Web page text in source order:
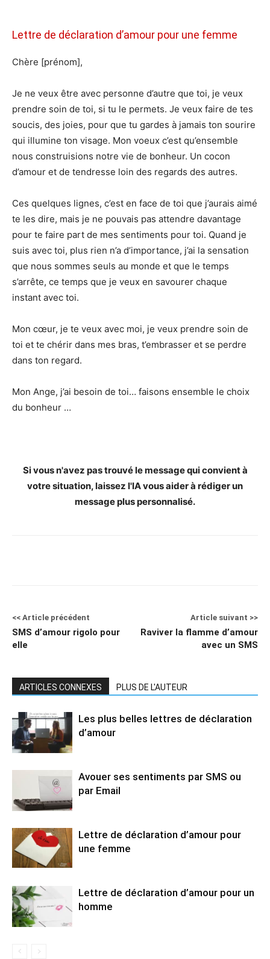
Lettre de déclaration d’amour pour une femme
Chère [prénom],
Je ne veux être avec personne d’autre que toi, je veux
prendre soin de toi, si tu le permets. Je veux faire de tes
soucis, des joies, pour que tu gardes à jamais ton sourire
qui illumine ton visage. Mon voeux c’est qu’ensemble
nous construisions notre vie de bonheur. Un cocon
d’amour et de tendresse loin des regards des autres.
Ces quelques lignes, c’est en face de toi que j’aurais aimé
te les dire, mais je ne pouvais pas attendre davantage
pour te faire part de mes sentiments pour toi. Quand je
suis avec toi, plus rien n’a d’importance, j’ai la sensation
que nous sommes seuls au monde et que le temps
s’arrête, ce temps que je veux en savourer chaque
instant avec toi.
Mon cœur, je te veux avec moi, je veux prendre soin de
toi et te chérir dans mes bras, t’embrasser et se perdre
dans ton regard.
Mon Ange, j’ai besoin de toi… faisons ensemble le choix
du bonheur …
Si vous n'avez pas trouvé le message qui convient à
votre situation, laissez l'IA vous aider à rédiger un
message plus personnalisé.
<< Article précédent
SMS d’amour rigolo pour
elle
Article suivant >>
Raviver la flamme d’amour
avec un SMS
ARTICLES CONNEXES PLUS DE L'AUTEUR
Les plus belles lettres de déclaration
d’amour
Avouer ses sentiments par SMS ou
par Email
Lettre de déclaration d’amour pour
une femme
Lettre de déclaration d’amour pour un
homme